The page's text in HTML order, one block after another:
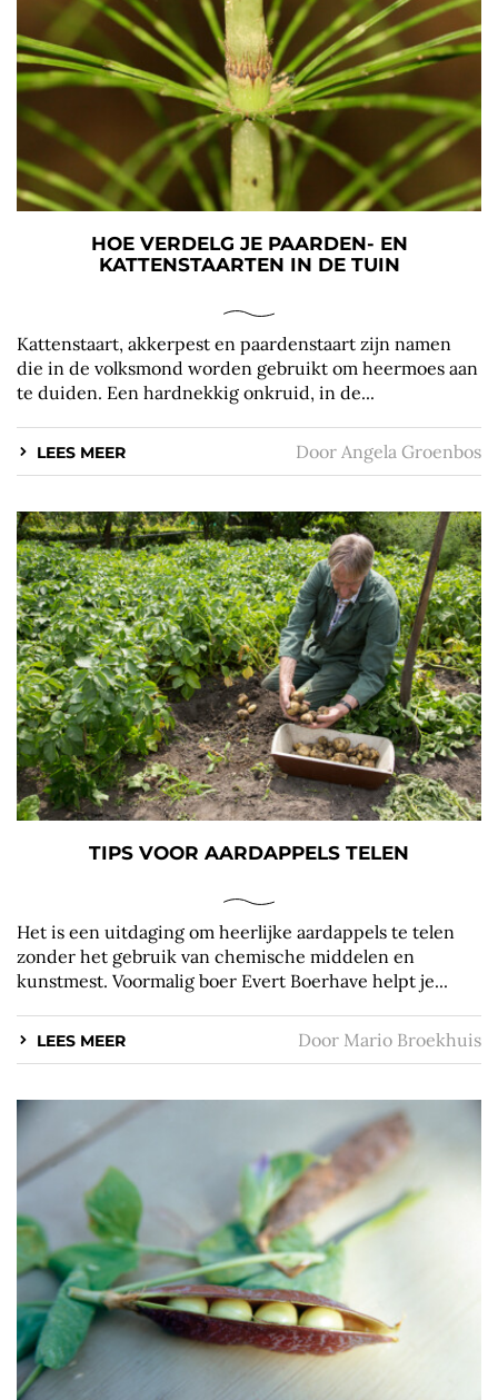
HOE VERDELG JE PAARDEN- EN
KATTENSTAARTEN IN DE TUIN
Kattenstaart, akkerpest en paardenstaart zijn namen
die in de volksmond worden gebruikt om heermoes aan
te duiden. Een hardnekkig onkruid, in de...
LEES MEER Door Angela Groenbos
TIPS VOOR AARDAPPELS TELEN
Het is een uitdaging om heerlijke aardappels te telen
zonder het gebruik van chemische middelen en
kunstmest. Voormalig boer Evert Boerhave helpt je...
LEES MEER Door Mario Broekhuis